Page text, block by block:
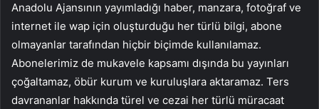
Anadolu Ajansının yayımladığı haber, manzara, fotoğraf ve
internet ile wap için oluşturduğu her türlü bilgi, abone
olmayanlar tarafından hiçbir biçimde kullanılamaz.
Abonelerimiz de mukavele kapsamı dışında bu yayınları
çoğaltamaz, öbür kurum ve kuruluşlara aktaramaz. Ters
davrananlar hakkında türel ve cezai her türlü müracaat